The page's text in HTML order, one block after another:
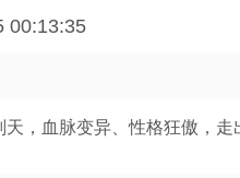
00:13:35
，血脉变异、性格狂傲，走